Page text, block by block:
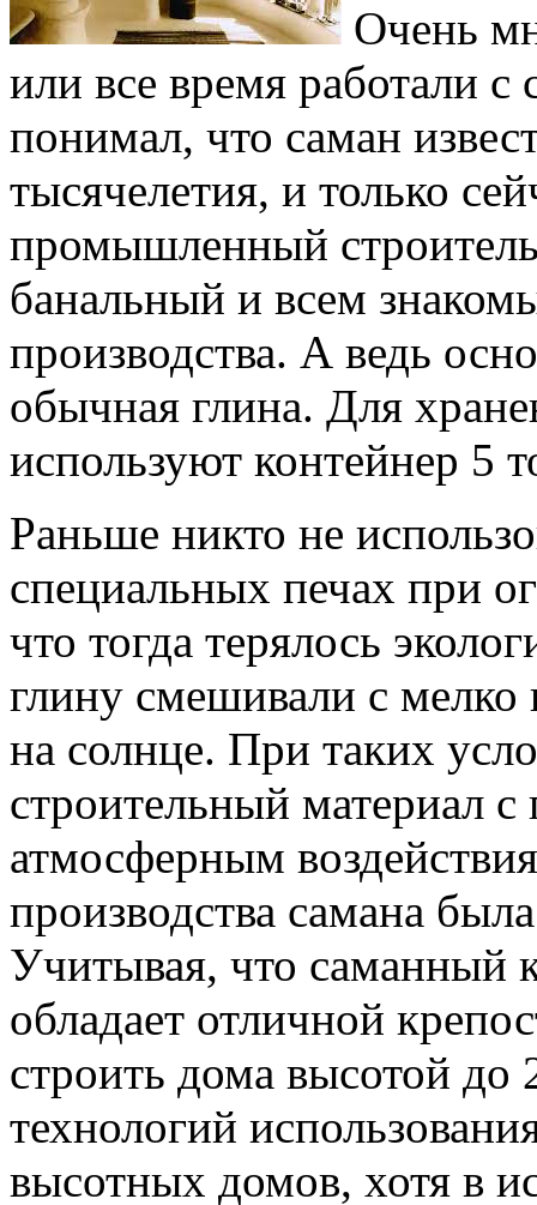
Очень
или все время работали
понимал, что саман
тысячелетия, и только
промышленный
банальный и всем
производства. А ведь
обычная глина. Для
используют контейнер 5
Раньше никто не
специальных печах при
что тогда терялось
глину смешивали с
на солнце. При таких
строительный материал
атмосферным
производства самана
Учитывая, что саманный
обладает отличной
строить дома высотой до
технологий
высотных домов, хотя в